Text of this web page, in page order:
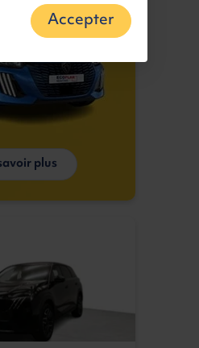
plus
Accepter